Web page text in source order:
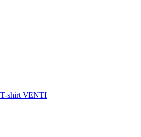
T-shirt VENTI